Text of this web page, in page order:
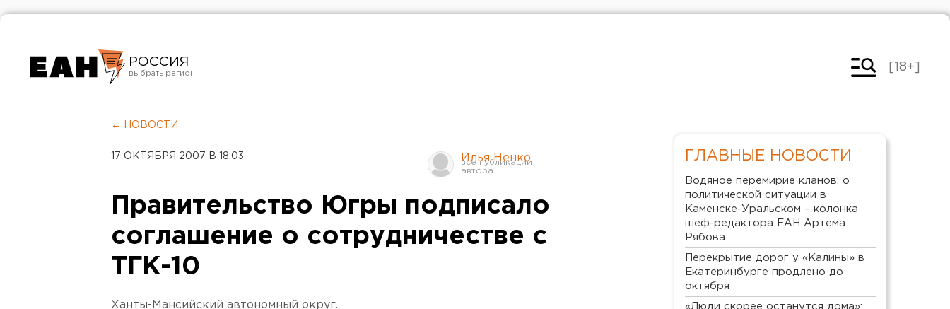
РОССИЯ
Челябинск
[18+]
← НОВОСТИ
17 ОКТЯБРЯ 2007 В 18:03 Илья Ненко
Правительство Югры подписало
соглашение о сотрудничестве с
ТГК-10
Ханты-Мансийский автономный округ.
ГЛАВНЫЕ НОВОСТИ
Водяное перемирие кланов: о
политической ситуации в
Каменске-Уральском – колонка
шеф-редактора ЕАН Артема
Рябова
Перекрытие дорог у «Калины» в
Екатеринбурге продлено до
октября
«Люди скорее останутся дома»: